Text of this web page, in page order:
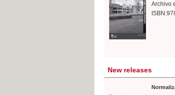
Archivo
New releases